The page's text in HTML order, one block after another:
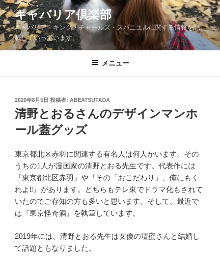
コ
ン
テ
ン
ツ
キャバリア倶楽部
キャバリア・キング・チャールズ・スパニエルに関する情報を記
載していっています。
メニュー
投
稿
日:
2020年8月5日 投稿者: ABEATSUTADA
清野とおるさんのデザインマンホ
ール蓋グッズ
東京都北区赤羽に関連する有名人は何人かいます。その
うちの1人が漫画家の清野とおる先生です。代表作には
『東京都北区赤羽』や『その「おこだわり」、俺にもく
れよ‼︎』があります。どちらもテレ東でドラマ化もされて
いたのでご存知の方も多いと思います。そして、最近で
は『東京怪奇酒』を執筆しています。
2019年には、清野とおる先生は女優の壇蜜さんと結婚し
て話題ともなりました。